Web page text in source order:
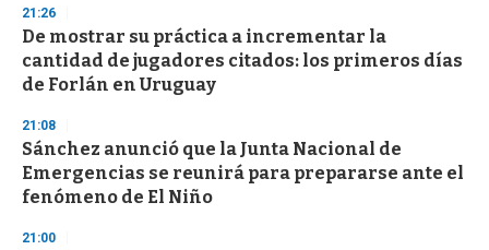
21:26
De mostrar su práctica a incrementar la
cantidad de jugadores citados: los primeros días
de Forlán en Uruguay
21:08
Sánchez anunció que la Junta Nacional de
Emergencias se reunirá para prepararse ante el
fenómeno de El Niño
21:00